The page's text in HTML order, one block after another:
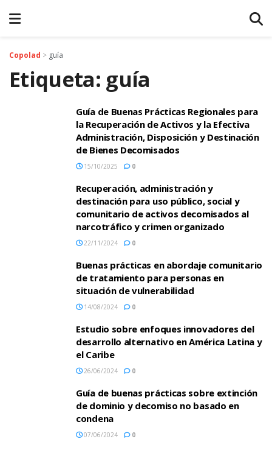
Copolad > guía
Etiqueta: guía
Guía de Buenas Prácticas Regionales para
la Recuperación de Activos y la Efectiva
Administración, Disposición y Destinación
de Bienes Decomisados
15/10/2025 0
Recuperación, administración y
destinación para uso público, social y
comunitario de activos decomisados al
narcotráfico y crimen organizado
22/11/2024 0
Buenas prácticas en abordaje comunitario
de tratamiento para personas en
situación de vulnerabilidad
14/08/2024 0
Estudio sobre enfoques innovadores del
desarrollo alternativo en América Latina y
el Caribe
26/06/2024 0
Guía de buenas prácticas sobre extinción
de dominio y decomiso no basado en
condena
07/06/2024 0